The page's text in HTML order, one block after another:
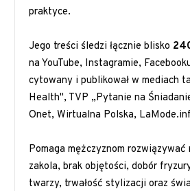
praktyce.
Jego treści śledzi łącznie blisko
na YouTube, Instagramie,
cytowany i publikował w mediach
Health", TVP „Pytanie na
Onet, Wirtualna Polska,
Pomaga mężczyznom rozwiązywać
zakola, brak objętości, dobór
twarzy, trwałość stylizacji oraz